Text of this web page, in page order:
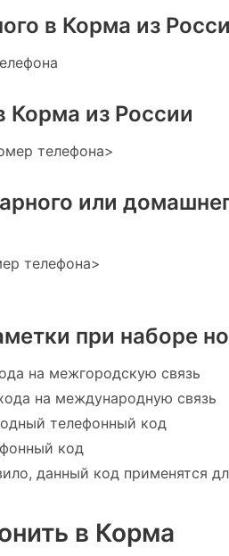
в Корма из
Корма из России
телефона>
или
телефона>
при наборе
на межгородскую связь
на международную связь
телефонный код
код
данный код применятся
в Корма